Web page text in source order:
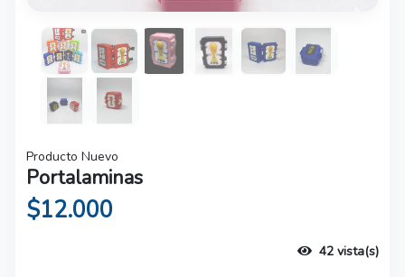
Producto Nuevo
Portalaminas
$12.000
42 vista(s)